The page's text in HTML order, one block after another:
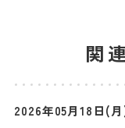
関
2026年05月18日(